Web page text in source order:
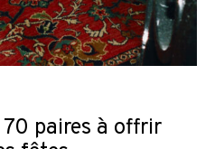
paires à offrir